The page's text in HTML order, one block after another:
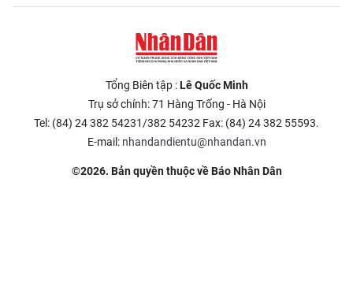
Tổng Biên tập :Lê Quốc Minh
Trụ sở chính: 71 Hàng Trống - Hà Nội
Tel: (84) 24 382 54231/382 54232 Fax: (84) 24 382 55593.
E-mail: nhandandientu@nhandan.vn
©2026. Bản quyền thuộc về Báo Nhân Dân